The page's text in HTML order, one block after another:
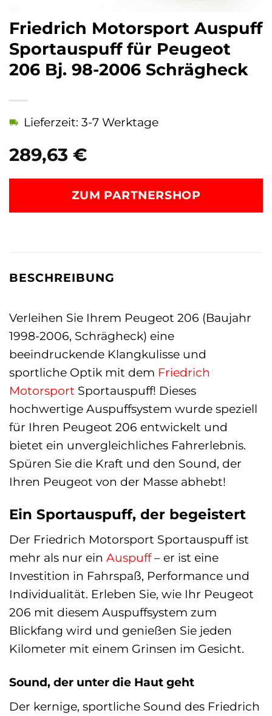
Friedrich Motorsport Auspuff
Sportauspuff für Peugeot
206 Bj. 98-2006 Schrägheck
289,63 €
Lieferzeit: 3-7 Werktage
ZUM PARTNERSHOP
BESCHREIBUNG
Verleihen Sie Ihrem Peugeot 206 (Baujahr
1998-2006, Schrägheck) eine
beeindruckende Klangkulisse und
sportliche Optik mit dem Friedrich
Motorsport Sportauspuff! Dieses
hochwertige Auspuffsystem wurde speziell
für Ihren Peugeot 206 entwickelt und
bietet ein unvergleichliches Fahrerlebnis.
Spüren Sie die Kraft und den Sound, der
Ihren Peugeot von der Masse abhebt!
Ein Sportauspuff, der begeistert
Der Friedrich Motorsport Sportauspuff ist
mehr als nur ein Auspuff– er ist eine
Investition in Fahrspaß, Performance und
Individualität. Erleben Sie, wie Ihr Peugeot
206 mit diesem Auspuffsystem zum
Blickfang wird und genießen Sie jeden
Kilometer mit einem Grinsen im Gesicht.
Sound, der unter die Haut geht
Der kernige, sportliche Sound des Friedrich